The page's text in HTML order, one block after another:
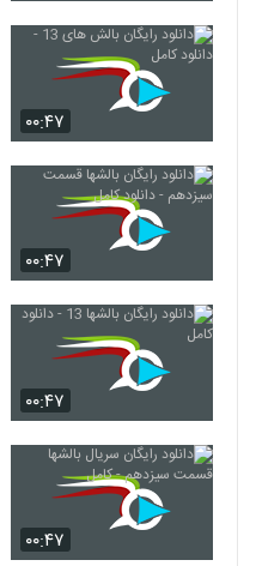
۰۰:۴۷
۰۰:۴۷
۰۰:۴۷
۰۰:۴۷